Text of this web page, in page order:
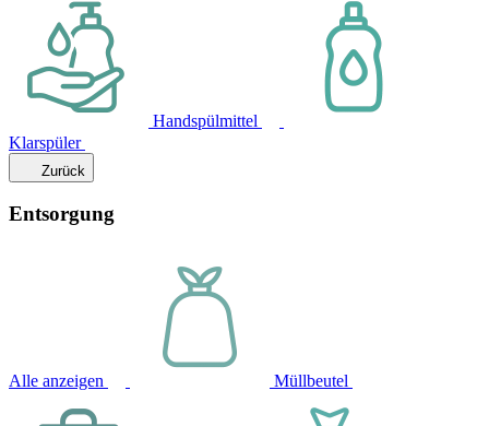
Handspülmittel
Klarspüler
Zurück
Entsorgung
Alle anzeigen Müllbeutel